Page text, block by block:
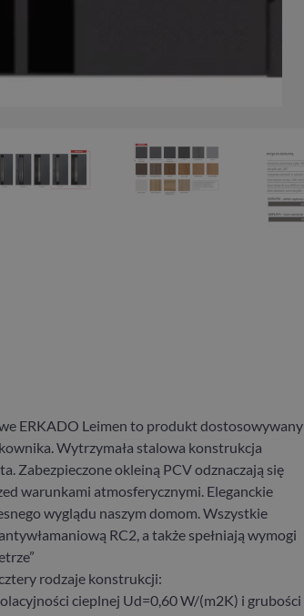
ERKADO Leimen to produkt dostosowywany
Wytrzymała stalowa konstrukcja
Zabezpieczone okleiną PCV odznaczają się
warunkami atmosferycznymi. Eleganckie
wyglądu naszym domom. Wszystkie
RC2, a także spełniają wymogi
rodzaje konstrukcji:
cieplnej Ud=0,60 W/(m2K) i grubości